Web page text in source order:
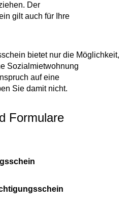
Der
gilt auch für Ihre
bietet nur die Möglichkeit,
Sozialmietwohnung
auf eine
Sie damit nicht.
Formulare